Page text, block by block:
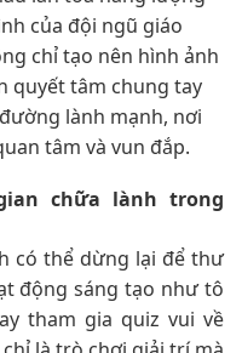
của đội ngũ giáo
chỉ tạo nên hình ảnh
quyết tâm chung tay
lành mạnh, nơi
tâm và vun đắp.
chữa lành trong
có thể dừng lại để thư
động sáng tạo như tô
tham gia quiz vui về